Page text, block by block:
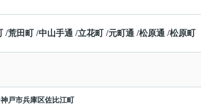
/荒田町 /中山手通 /立花町 /元町通 /松原通 /松原町
神戸市兵庫区佐比江町